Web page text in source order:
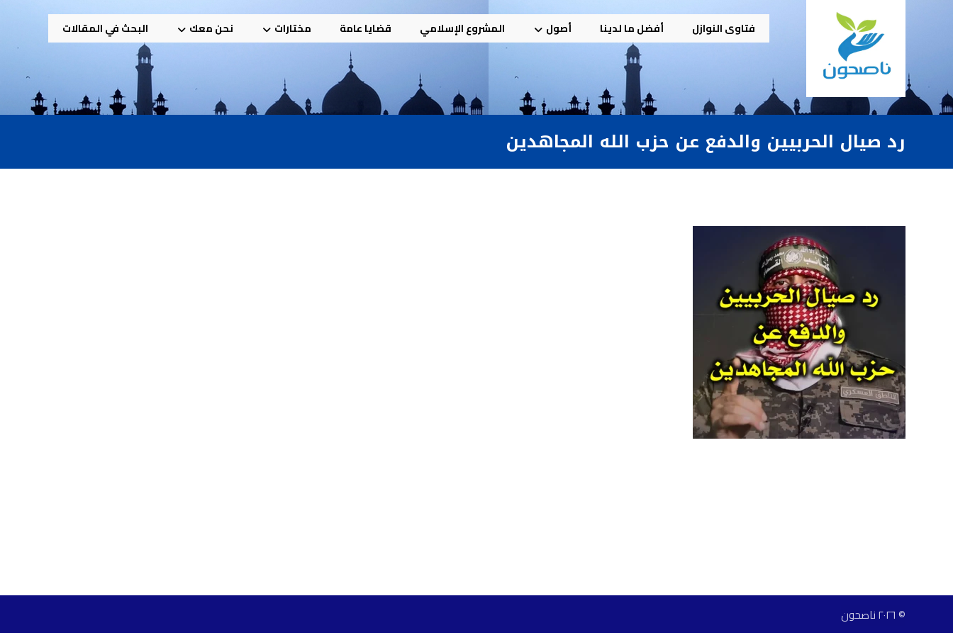
فتاوى النوازل أفضل ما لدينا أصول المشروع الإسلامي قضايا عامة مختارات نحن معك البحث في المقالات
رد صيال الحربيين والدفع عن حزب الله المجاهدين
© ٢٠٢٦ ناصحون